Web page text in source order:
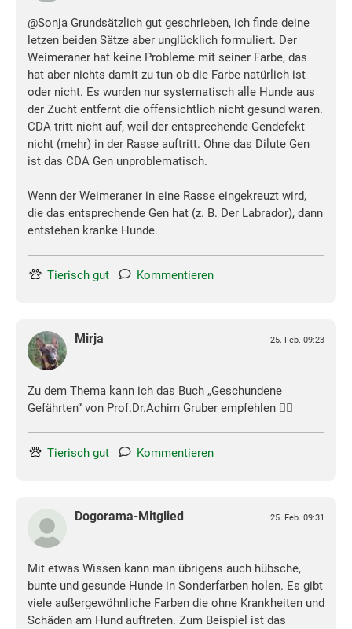
@Sonja Grundsätzlich gut geschrieben, ich finde deine
letzen beiden Sätze aber unglücklich formuliert. Der
Weimeraner hat keine Probleme mit seiner Farbe, das
hat aber nichts damit zu tun ob die Farbe natürlich ist
oder nicht. Es wurden nur systematisch alle Hunde aus
der Zucht entfernt die offensichtlich nicht gesund waren.
CDA tritt nicht auf, weil der entsprechende Gendefekt
nicht (mehr) in der Rasse auftritt. Ohne das Dilute Gen
ist das CDA Gen unproblematisch.
Wenn der Weimeraner in eine Rasse eingekreuzt wird,
die das entsprechende Gen hat (z. B. Der Labrador), dann
entstehen kranke Hunde.
Tierisch gut Kommentieren
Mirja 25. Feb. 09:23
Zu dem Thema kann ich das Buch „Geschundene
Gefährten“ von Prof.Dr.Achim Gruber empfehlen 👌🏻
Tierisch gut Kommentieren
Dogorama-Mitglied 25. Feb. 09:31
Mit etwas Wissen kann man übrigens auch hübsche,
bunte und gesunde Hunde in Sonderfarben holen. Es gibt
viele außergewöhnliche Farben die ohne Krankheiten und
Schäden am Hund auftreten. Zum Beispiel ist das